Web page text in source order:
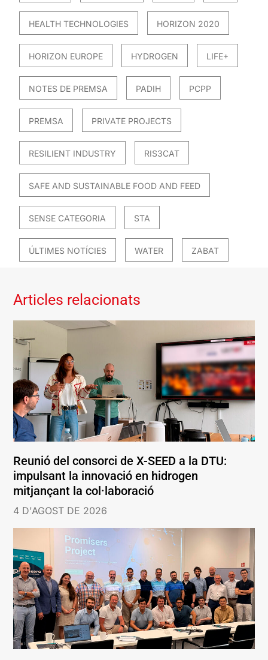
HEALTH TECHNOLOGIES HORIZON 2020
HORIZON EUROPE HYDROGEN LIFE+
NOTES DE PREMSA PADIH PCPP
PREMSA PRIVATE PROJECTS
RESILIENT INDUSTRY RIS3CAT
SAFE AND SUSTAINABLE FOOD AND FEED
SENSE CATEGORIA STA
ÚLTIMES NOTÍCIES WATER ZABAT
Articles relacionats
Reunió del consorci de X-SEED a la DTU:
impulsant la innovació en hidrogen
mitjançant la col·laboració
4 D'AGOST DE 2026